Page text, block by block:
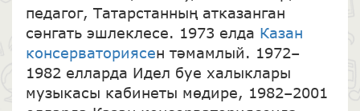
педагог, Татарстанның атказанган
сәнгать эшлеклесе. 1973 елда Казан
консерваториясен тәмамлый. 1972–
1982 елларда Идел буе халыклары
музыкасы кабинеты мөдире, 1982–2001